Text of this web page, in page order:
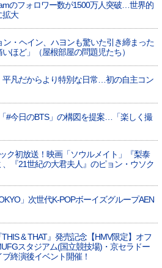
のフォロワー数が1500万人突破…世界的
拡大
ン・ヘイン、ハヨンも驚いた引き締まった
ほど」（屋根部屋の問題児たち）
平凡だからより特別な日常…初の自主コン
#今日のBTS」の構図を提案…「楽しく撮
ク初放送！映画「ソウルメイト」『梨泰
『21世紀の大君夫人』のピョン・ウソク
」次世代K-POPボーイズグループAEN
THIS & THAT』発売記念【HMV限定】オフ
スタジアム(国立競技場)・京セラドー
終演後イベント開催！